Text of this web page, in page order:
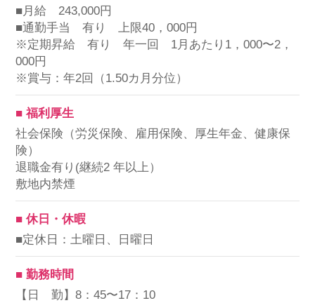
■月給 243,000円
■通勤手当 有り 上限40，000円
※定期昇給 有り 年一回 1月あたり1，000〜2，
000円
※賞与：年2回（1.50カ月分位）
■ 福利厚生
社会保険（労災保険、雇用保険、厚生年金、健康保
険）
退職金有り(継続2 年以上）
敷地内禁煙
■ 休日・休暇
■定休日：土曜日、日曜日
■ 勤務時間
【日 勤】8：45〜17：10